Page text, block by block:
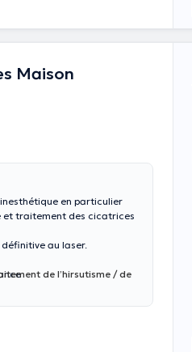
Maison
en particulier
et traitement des cicatrices
au laser.
de l’hirsutisme / de